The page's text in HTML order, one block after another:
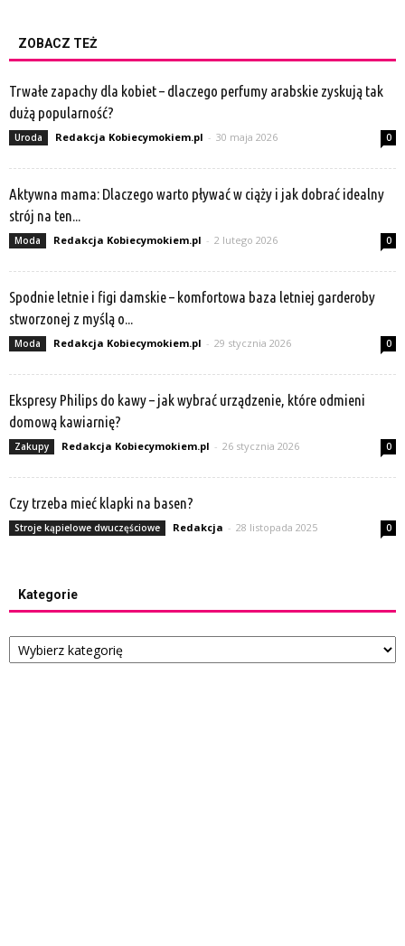
ZOBACZ TEŻ
Trwałe zapachy dla kobiet – dlaczego perfumy arabskie zyskują tak
dużą popularność?
Uroda Redakcja Kobiecymokiem.pl - 30 maja 2026 0
Aktywna mama: Dlaczego warto pływać w ciąży i jak dobrać idealny
strój na ten...
Moda Redakcja Kobiecymokiem.pl - 2 lutego 2026 0
Spodnie letnie i figi damskie – komfortowa baza letniej garderoby
stworzonej z myślą o...
Moda Redakcja Kobiecymokiem.pl - 29 stycznia 2026 0
Ekspresy Philips do kawy – jak wybrać urządzenie, które odmieni
domową kawiarnię?
Zakupy Redakcja Kobiecymokiem.pl - 26 stycznia 2026 0
Czy trzeba mieć klapki na basen?
Stroje kąpielowe dwuczęściowe Redakcja - 28 listopada 2025 0
Kategorie
Kategorie